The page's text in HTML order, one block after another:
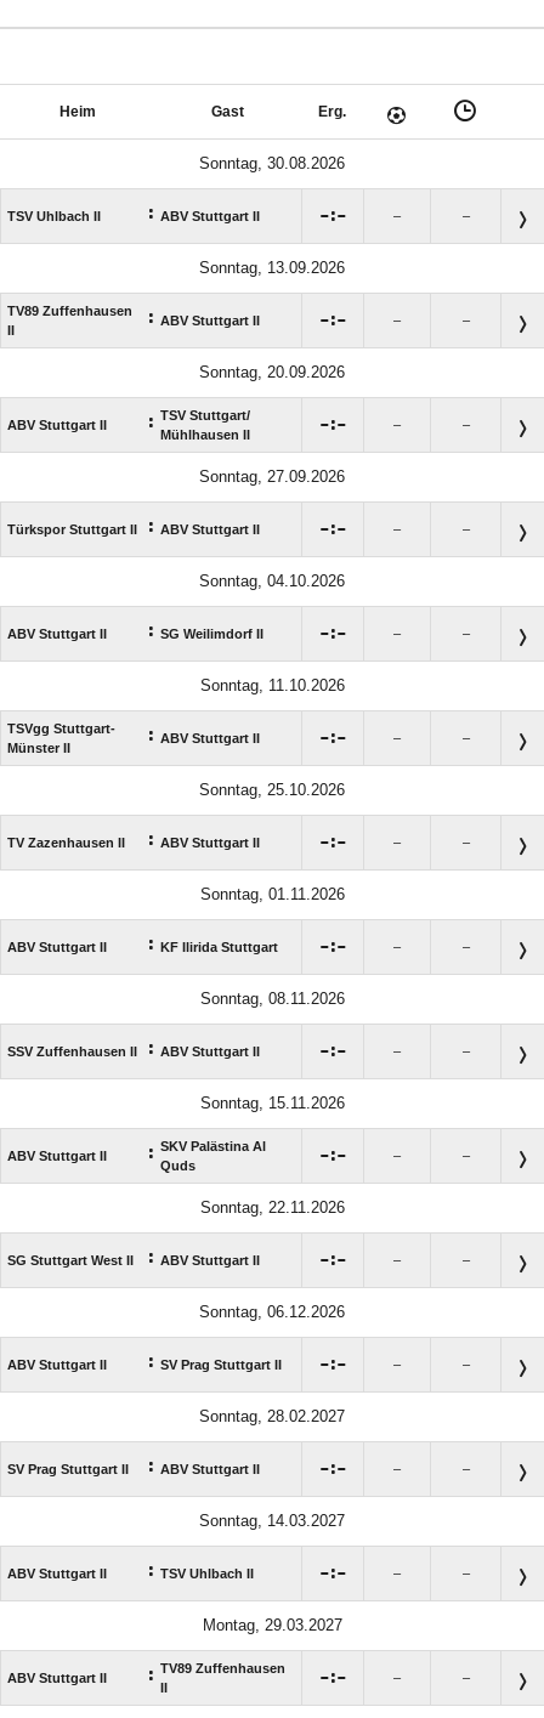
Heim Gast Erg.
Sonntag, 30.08.2026
TSV Uhlbach II : ABV Stuttgart II : – –
Sonntag, 13.09.2026
TV89 Zuffenhausen
: ABV Stuttgart II : – –
Sonntag, 20.09.2026
ABV Stuttgart II : TSV Stuttgart/​
Mühlhausen II
: – –
Sonntag, 27.09.2026
Türkspor Stuttgart II : ABV Stuttgart II : – –
Sonntag, 04.10.2026
ABV Stuttgart II : SG Weilimdorf II : – –
Sonntag, 11.10.2026
TSVgg Stuttgart-
Münster II
: ABV Stuttgart II : – –
Sonntag, 25.10.2026
TV Zazenhausen II : ABV Stuttgart II : – –
Sonntag, 01.11.2026
ABV Stuttgart II : KF Ilirida Stuttgart : – –
Sonntag, 08.11.2026
SSV Zuffenhausen II : ABV Stuttgart II : – –
Sonntag, 15.11.2026
ABV Stuttgart II : SKV Palästina Al
Quds
: – –
Sonntag, 22.11.2026
SG Stuttgart West II : ABV Stuttgart II : – –
Sonntag, 06.12.2026
ABV Stuttgart II : SV Prag Stuttgart II : – –
Sonntag, 28.02.2027
SV Prag Stuttgart II : ABV Stuttgart II : – –
Sonntag, 14.03.2027
ABV Stuttgart II : TSV Uhlbach II : – –
Montag, 29.03.2027
ABV Stuttgart II : TV89 Zuffenhausen
: – –